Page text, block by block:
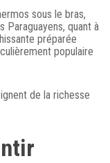
sous le bras,
Paraguayens, quant à
préparée
populaire
de la richesse